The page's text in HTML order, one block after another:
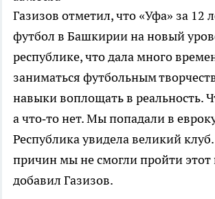
Газизов отметил, что «Уфа» за 12
футбол в Башкирии на новый
республике, что дала много
заниматься футбольным
навыки воплощать в реальность.
а что‑то нет. Мы попадали в
Республика увидела великий
причин мы не смогли пройти
добавил Газизов.